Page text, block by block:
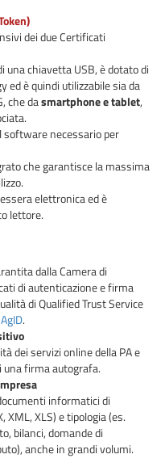
dei due Certificati
una chiavetta USB, è dotato di
ed è quindi utilizzabile sia da
che dasmartphone e tablet,
software necessario per
che garantisce la massima
elettronica ed è
lettore.
dalla Camera di
di autenticazione e firma
di Qualified Trust Service
AgID.
dei servizi online della PA e
una firma autografa.
informatici di
XML, XLS) e tipologia (es.
bilanci, domande di
anche in grandi volumi.